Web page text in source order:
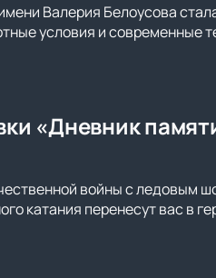
Валерия Белоусова
условия и современные
«Дневник
войны с ледовым
катания перенесут вас в